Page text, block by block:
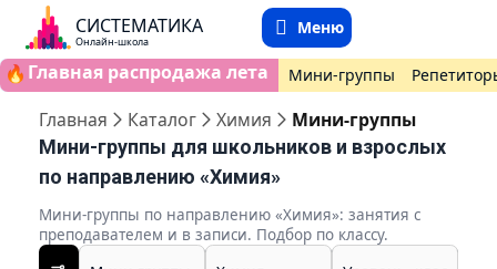
СИСТЕМАТИКА
Онлайн-школа
Меню
🔥 Главная распродажа лета Мини-группы
Главная Каталог Химия Мини-группы
Мини-группы для школьников и взрослых
по направлению «Химия»
Мини-группы по направлению «Химия»: занятия с
преподавателем и в записи. Подбор по классу.